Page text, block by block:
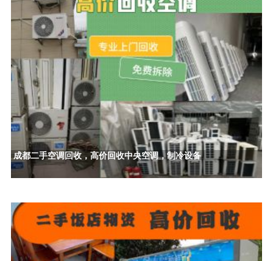
成都二手空调回收，高价回收中央空调，制冷设备